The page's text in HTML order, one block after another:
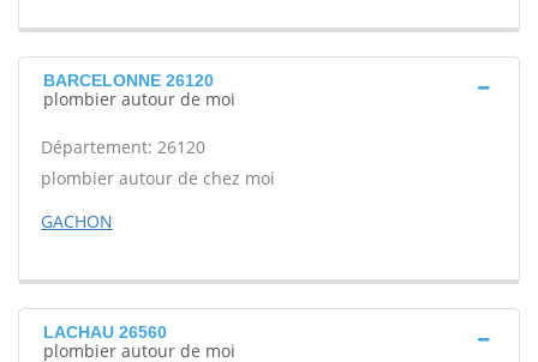
BARCELONNE 26120
plombier autour de moi
Département: 26120
plombier autour de chez moi
GACHON
LACHAU 26560
plombier autour de moi